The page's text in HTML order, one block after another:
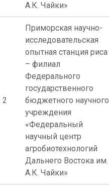
А.К. Чайки»
2
Приморская научно-
исследовательская
опытная станция риса
– филиал
Федерального
государственного
бюджетного научного
учреждения
«Федеральный
научный центр
агробиотехнологий
Дальнего Востока им.
А.К. Чайки»